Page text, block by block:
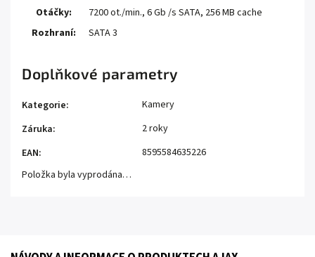
Otáčky:
7200 ot./min., 6 Gb /s SATA, 256 MB cache
Rozhraní:
SATA 3
Doplňkové parametry
Kategorie:
Kamery
Záruka:
2 roky
EAN:
8595584635226
Položka byla vyprodána…